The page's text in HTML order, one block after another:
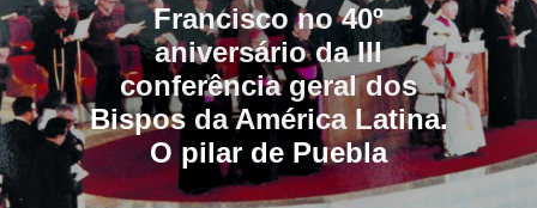
Francisco no 40º
aniversário da III
conferência geral dos
Bispos da América Latina.
O pilar de Puebla